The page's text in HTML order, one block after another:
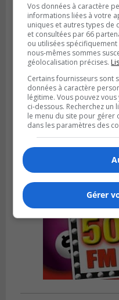
LONGUEUIL
Publié le 5 août 2026 à 08h38
Les Ducs
dans un match
Vos données à caractère
informations liées à votre
uniques et autres types de
et consultées par 66
ou utilisées
nous-mêmes sommes
géolocalisation précises.
Certains fournisseurs sont
données à caractère
légitime. Vous pouvez
ci-dessous. Recherchez un
le menu du site pour
dans les paramètres des
Gérer